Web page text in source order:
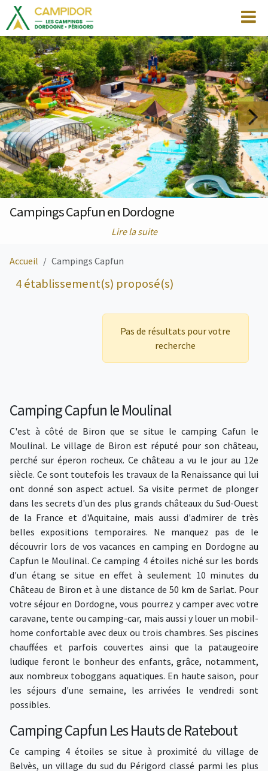
Campings Capfun en Dordogne
Lire la suite
Accueil Campings Capfun
4 établissement(s) proposé(s)
Pas de résultats pour votre
recherche
Camping Capfun le Moulinal
C'est à côté de Biron que se situe le camping Cafun le
Moulinal. Le village de Biron est réputé pour son château,
perché sur éperon rocheux. Ce château a vu le jour au 12e
siècle. Ce sont toutefois les travaux de la Renaissance qui lui
ont donné son aspect actuel. Sa visite permet de plonger
dans les secrets d'un des plus grands châteaux du Sud-Ouest
de la France et d'Aquitaine, mais aussi d'admirer de très
belles expositions temporaires. Ne manquez pas de le
découvrir lors de vos vacances en camping en Dordogne au
Capfun le Moulinal. Ce camping 4 étoiles niché sur les bords
d'un étang se situe en effet à seulement 10 minutes du
Château de Biron et à une distance de 50 km de Sarlat. Pour
votre séjour en Dordogne, vous pourrez y camper avec votre
caravane, tente ou camping-car, mais aussi y louer un mobil-
home confortable avec deux ou trois chambres. Ses piscines
chauffées et parfois couvertes ainsi que la pataugeoire
ludique feront le bonheur des enfants, grâce, notamment,
aux nombreux toboggans aquatiques. En haute saison, pour
les séjours d'une semaine, les arrivées le vendredi sont
possibles.
Camping Capfun Les Hauts de Ratebout
Ce camping 4 étoiles se situe à proximité du village de
Belvès, un village du sud du Périgord classé parmi les plus